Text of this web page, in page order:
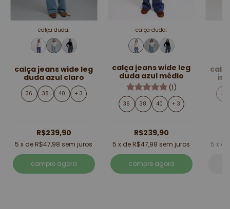
calça duda:
calça jeans wide leg
duda azul claro
36 38 40 + 3
R$239,90
5 x de R$47,98 sem juros
compre agora
calça duda:
calça jeans wide leg
duda azul médio
(1)
36 38 40 + 3
R$239,90
5 x de R$47,98 sem juros
compre agora
36
5 x